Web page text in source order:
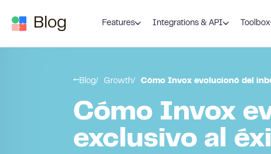
Blog Features Integrations & API Toolbox
Blog Growth Cómo Invox evolucionó del
Cómo Invox
exclusivo al